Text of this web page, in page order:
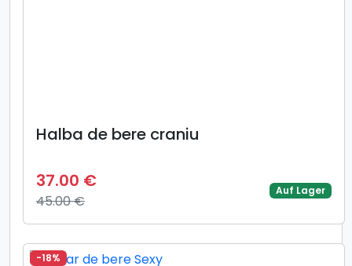
Halba de bere craniu
37.00 €
45.00 €
Auf Lager
-18%